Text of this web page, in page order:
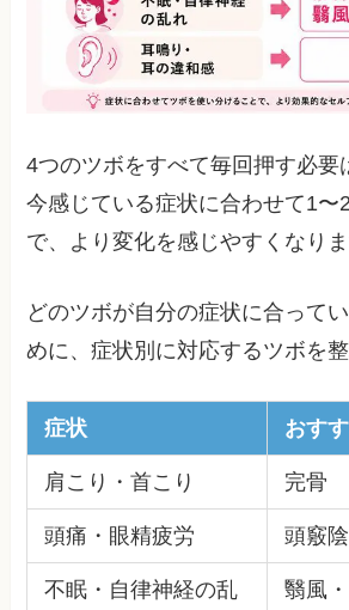
4つのツボをすべて毎回押す必要
今感じている症状に合わせて1〜
で、より変化を感じやすくなりま
どのツボが自分の症状に合って
めに、症状別に対応するツボを整
症状 おす
肩こり・首こり 完骨
頭痛・眼精疲労 頭竅
不眠・自律神経の乱
翳風